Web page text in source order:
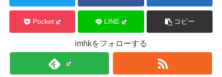
Pocket LINE コピー
imhkをフォローする